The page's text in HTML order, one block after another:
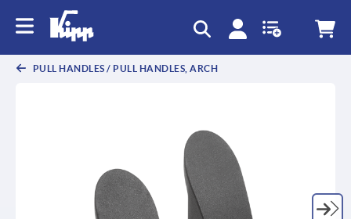
PULL HANDLES / PULL HANDLES, ARCH